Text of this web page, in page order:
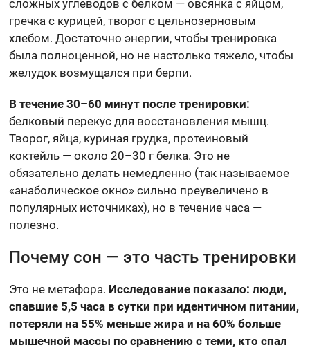
сложных углеводов с белком — овсянка с яйцом,
гречка с курицей, творог с цельнозерновым
хлебом. Достаточно энергии, чтобы тренировка
была полноценной, но не настолько тяжело, чтобы
желудок возмущался при берпи.
В течение 30–60 минут после тренировки:
белковый перекус для восстановления мышц.
Творог, яйца, куриная грудка, протеиновый
коктейль — около 20–30 г белка. Это не
обязательно делать немедленно (так называемое
«анаболическое окно» сильно преувеличено в
популярных источниках), но в течение часа —
полезно.
Почему сон — это часть тренировки
Это не метафора. Исследование показало: люди,
спавшие 5,5 часа в сутки при идентичном питании,
потеряли на 55% меньше жира и на 60% больше
мышечной массы по сравнению с теми, кто спал